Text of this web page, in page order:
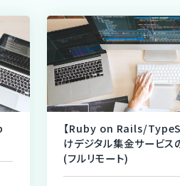
【Ruby on Rails/
けデジタル集金サービス
(フルリモート)